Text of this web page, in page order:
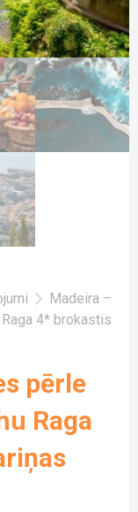
Madeira –
4* brokastis
pērle
Raga